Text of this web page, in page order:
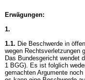
Erwägungen:
1.
1.1. Die Beschwerde in
wegen Rechtsverletzungen
Das Bundesgericht wendet
1 BGG). Es ist folglich
gemachten Argumente